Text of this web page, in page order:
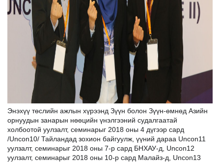
Энэхүү төслийн ажлын хүрээнд Зүүн болон Зүүн-өмнөд Азийн
орнуудын занарын нөөцийн үнэлгээний судалгаатай
холбоотой уулзалт, семинарыг 2018 оны 4 дүгээр сард
/Uncon10/ Тайландад зохион байгуулж, үүний дараа Uncon11
уулзалт, семинарыг 2018 оны 7-р сард БНХАУ-д, Uncon12
уулзалт, семинарыг 2018 оны 10-р сард Малайз-д, Uncon13